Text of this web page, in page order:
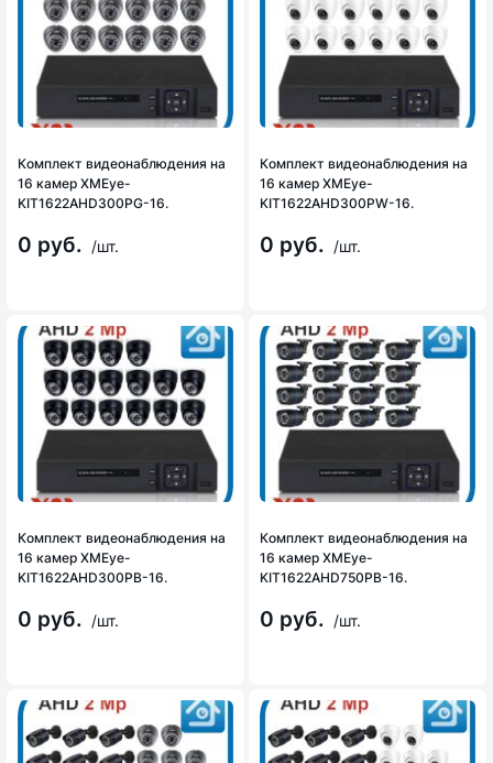
Комплект видеонаблюдения на
16 камер XMEye-
KIT1622AHD300PG-16.
0 руб. /шт.
Комплект видеонаблюдения на
16 камер XMEye-
KIT1622AHD300PW-16.
0 руб. /шт.
Комплект видеонаблюдения на
16 камер XMEye-
KIT1622AHD300PB-16.
0 руб. /шт.
Комплект видеонаблюдения на
16 камер XMEye-
KIT1622AHD750PB-16.
0 руб. /шт.